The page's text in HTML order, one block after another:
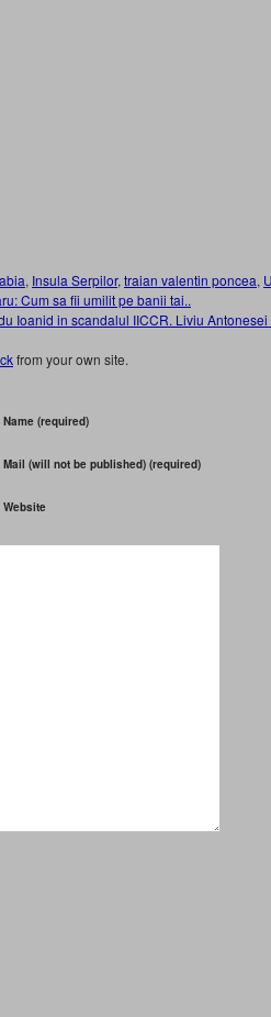
, Insula Serpilor, traian valentin poncea,
Cum sa fii umilit pe banii tai..
Ioanid in scandalul IICCR. Liviu
from your own site.
Name (required)
Mail (will not be published) (required)
Website